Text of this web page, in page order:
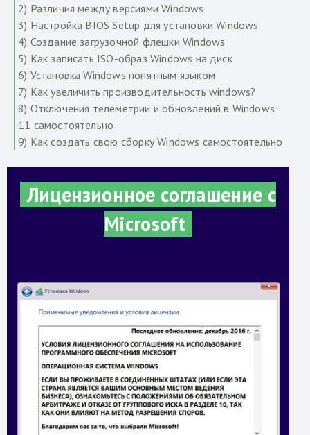
2) Различия между версиями Windows
3) Настройка BIOS Setup для установки Windows
4) Создание загрузочной флешки Windows
5) Как записать ISO-образ Windows на диск
6) Установка Windows понятным языком
7) Как увеличить производительность windows?
8) Отключения телеметрии и обновлений в Windows
11 самостоятельно
9) Как создать свою сборку Windows самостоятельно
Лицензионное соглашение с
Microsoft